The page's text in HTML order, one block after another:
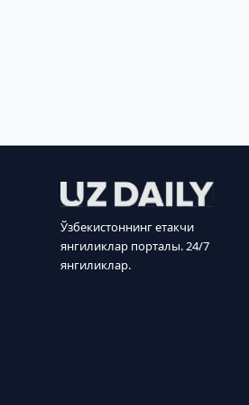
Ўзбекистоннинг етакчи
янгиликлар порталы. 24/7
янгиликлар.